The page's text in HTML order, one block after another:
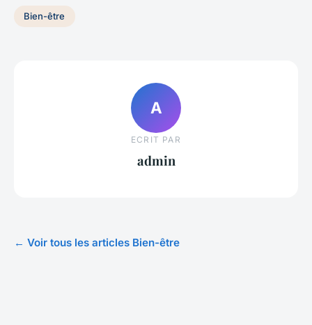
Bien-être
A
ECRIT PAR
admin
← Voir tous les articles Bien-être